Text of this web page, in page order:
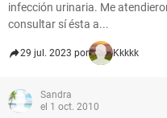
infección urinaria. Me
consultar sí ésta a...
29 jul. 2023 por Kkkkk
Sandra
el 1 oct. 2010